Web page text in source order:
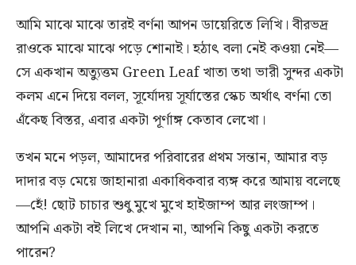
আমি মাঝে মাঝে তারই বর্ণনা আপন ডায়েরিতে লিখি। বীরভদ্র
রাওকে মাঝে মাঝে পড়ে শোনাই। হঠাৎ বলা নেই কওয়া নেই—
সে একখান অত্যুত্তম Green Leaf খাতা তথা ভারী সুন্দর একটা
কলম এনে দিয়ে বলল, সূর্যোদয় সূর্যাস্তের স্কেচ অর্থাৎ বর্ণনা তো
এঁকেছ বিস্তর, এবার একটা পূর্ণাঙ্গ কেতাব লেখো।
তখন মনে পড়ল, আমাদের পরিবারের প্রথম সন্তান, আমার বড়
দাদার বড় মেয়ে জাহানারা একাধিকবার ব্যঙ্গ করে আমায় বলেছে
—হেঁ! ছোট চাচার শুধু মুখে মুখে হাইজাম্প আর লংজাম্প।
আপনি একটা বই লিখে দেখান না, আপনি কিছু একটা করতে
পারেন?